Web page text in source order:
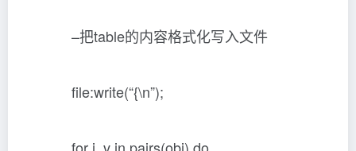
–把table的内容格式化写入文件
file:write(“{\n”);